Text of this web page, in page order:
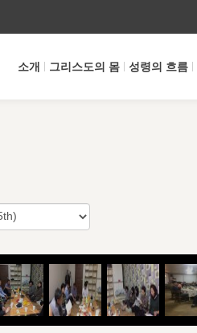
소개 그리스도의 몸 성령의 흐름